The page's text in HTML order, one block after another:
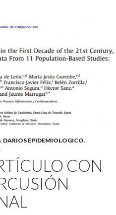
, DARIOS EPIDEMIOLOGICO,
CON